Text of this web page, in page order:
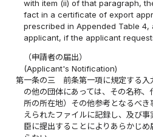
with item (ii) of that paragraph,
fact in a certificate of export
prescribed in Appended Table 4,
applicant, if the applicant
（申請者の届出）
(Applicant's Notification)
第一条の三
前条第一項に規定する
の他の団体にあっては、その名称
所の所在地）その他参考となるべ
えられたファイルに記録し、及び
臣に提出することによりあらかじ